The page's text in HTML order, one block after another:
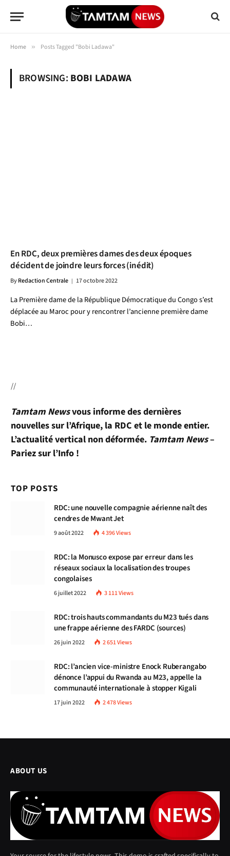
Home » Posts Tagged "Bobi Ladawa"
BROWSING: BOBI LADAWA
En RDC, deux premières dames des deux époques
décident de joindre leurs forces (inédit)
ByRedaction Centrale 17 octobre 2022
La Première dame de la République Démocratique du Congo s’est
déplacée au Maroc pour y rencontrer l’ancienne première dame
Bobi…
//
Tamtam Newsvous informe des dernières
nouvelles sur l’Afrique, la RDC et le monde entier.
L’actualité vertical non déformée. Tamtam News–
Pariez sur l’Info !
TOP POSTS
RDC: une nouvelle compagnie aérienne naît des
cendres de Mwant Jet
9 août 2022 4 396Views
RDC: la Monusco expose par erreur dans les
réseaux sociaux la localisation des troupes
congolaises
6 juillet 2022 3 111Views
RDC: trois hauts commandants du M23 tués dans
une frappe aérienne des FARDC (sources)
26 juin 2022 2 651Views
RDC: l’ancien vice-ministre Enock Ruberangabo
dénonce l’appui du Rwanda au M23, appelle la
communauté internationale à stopper Kigali
17 juin 2022 2 478Views
ABOUT US